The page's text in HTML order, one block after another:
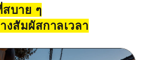
บาย ๆ
งสัมผัสกาลเวลา